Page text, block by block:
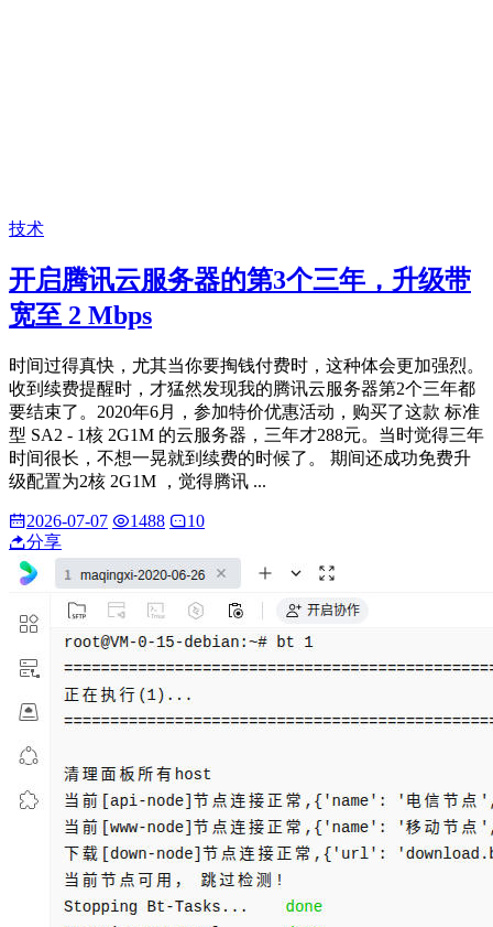
技术
开启腾讯云服务器的第3个三年，升级带
宽至 2 Mbps
时间过得真快，尤其当你要掏钱付费时，这种体会更加强烈。
收到续费提醒时，才猛然发现我的腾讯云服务器第2个三年都
要结束了。2020年6月，参加特价优惠活动，购买了这款 标准
型 SA2 - 1核 2G1M 的云服务器，三年才288元。当时觉得三年
时间很长，不想一晃就到续费的时候了。 期间还成功免费升
级配置为2核 2G1M ，觉得腾讯 ...
2026-07-07 1488
10
分享